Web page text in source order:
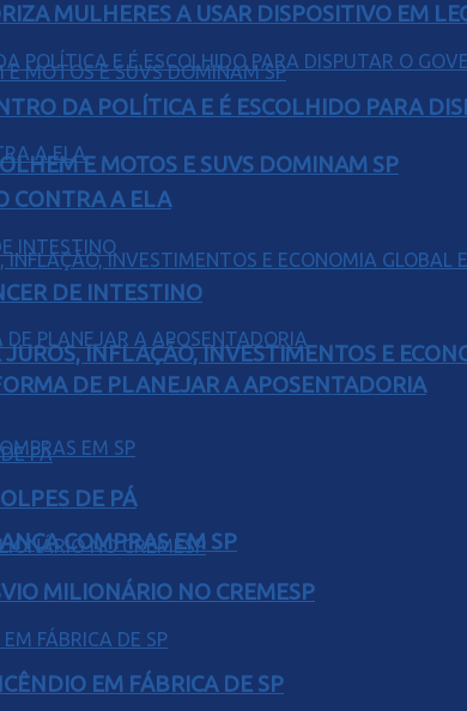
E MOTOS E SUVS DOMINAM SP
INFLAÇÃO, INVESTIMENTOS E
COMPRAS EM SP
MULHERES A USAR DISPOSITIVO EM
DA POLÍTICA E É ESCOLHIDO PARA
CONTRA A ELA
DE INTESTINO
DE PLANEJAR A APOSENTADORIA
DE PÁ
MILIONÁRIO NO CREMESP
EM FÁBRICA DE SP